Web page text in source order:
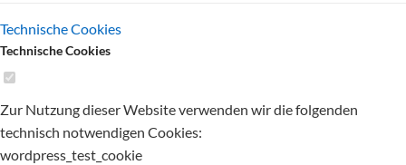
Technische Cookies
Technische Cookies
Zur Nutzung dieser Website verwenden wir die folgenden
technisch notwendigen Cookies:
wordpress_test_cookie